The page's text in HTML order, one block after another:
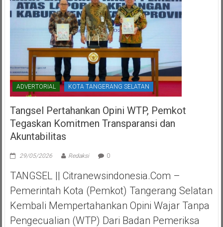
ADVERTORIAL KOTA TANGERANG SELATAN
Tangsel Pertahankan Opini WTP, Pemkot
Tegaskan Komitmen Transparansi dan
Akuntabilitas
29/05/2026 Redaksi 0
TANGSEL || Citranewsindonesia.com –
Pemerintah Kota (Pemkot) Tangerang Selatan
Kembali Mempertahankan Opini Wajar Tanpa
Pengecualian (WTP) Dari Badan Pemeriksa